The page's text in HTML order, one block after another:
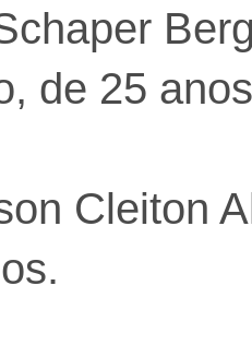
de 25
Cleiton